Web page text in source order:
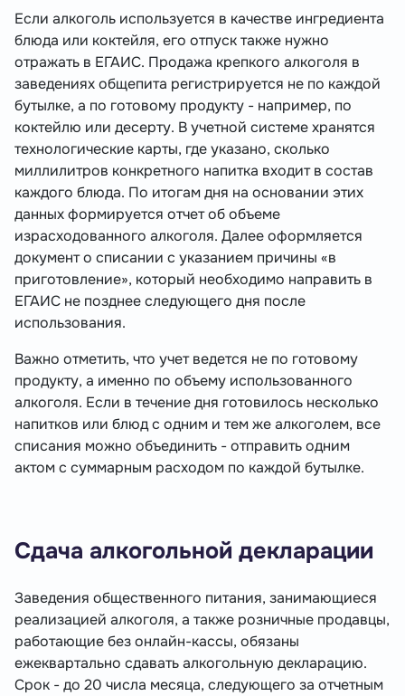
Если алкоголь используется в качестве ингредиента
блюда или коктейля, его отпуск также нужно
отражать в ЕГАИС. Продажа крепкого алкоголя в
заведениях общепита регистрируется не по каждой
бутылке, а по готовому продукту - например, по
коктейлю или десерту. В учетной системе хранятся
технологические карты, где указано, сколько
миллилитров конкретного напитка входит в состав
каждого блюда. По итогам дня на основании этих
данных формируется отчет об объеме
израсходованного алкоголя. Далее оформляется
документ о списании с указанием причины «в
приготовление», который необходимо направить в
ЕГАИС не позднее следующего дня после
использования.
Важно отметить, что учет ведется не по готовому
продукту, а именно по объему использованного
алкоголя. Если в течение дня готовилось несколько
напитков или блюд с одним и тем же алкоголем, все
списания можно объединить - отправить одним
актом с суммарным расходом по каждой бутылке.
Сдача алкогольной декларации
Заведения общественного питания, занимающиеся
реализацией алкоголя, а также розничные продавцы,
работающие без онлайн-кассы, обязаны
ежеквартально сдавать алкогольную декларацию.
Срок - до 20 числа месяца, следующего за отчетным